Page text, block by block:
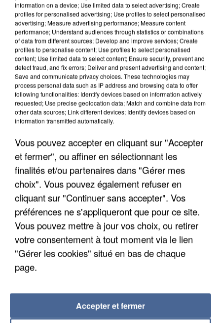
UN SECOND CADRE DE LA DZ MAFIA
INTERPELLÉ EN ALGÉRIE
UNE TOURISTE DE L’OISE EMPORTÉE PAR UNE
COULÉE DE BOUE EN HAUTE-SAVOIE
information on a device; Use limited data to select advertising; Create
profiles for personalised advertising; Use profiles to select personalised
advertising; Measure advertising performance; Measure content
performance; Understand audiences through statistics or combinations
of data from different sources; Develop and improve services; Create
profiles to personalise content; Use profiles to select personalised
content; Use limited data to select content; Ensure security, prevent and
detect fraud, and fix errors; Deliver and present advertising and content;
Save and communicate privacy choices. These technologies may
process personal data such as IP address and browsing data to offer
following functionalities: Identify devices based on information actively
requested; Use precise geolocation data; Match and combine data from
other data sources; Link different devices; Identify devices based on
information transmitted automatically.
Vous pouvez accepter en cliquant sur "Accepter
et fermer", ou affiner en sélectionnant les
finalités et/ou partenaires dans "Gérer mes
choix". Vous pouvez également refuser en
cliquant sur "Continuer sans accepter". Vos
préférences ne s'appliqueront que pour ce site.
Vous pouvez mettre à jour vos choix, ou retirer
votre consentement à tout moment via le lien
"Gérer les cookies" situé en bas de chaque
page.
Accepter et fermer